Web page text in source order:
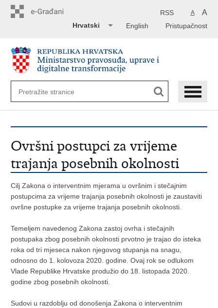
A A
RSS
Pristupačnost
English
Hrvatski
Ovršni postupci za vrijeme
trajanja posebnih okolnosti
Cilj Zakona o interventnim mjerama u ovršnim i stečajnim
postupcima za vrijeme trajanja posebnih okolnosti je zaustaviti
ovršne postupke za vrijeme trajanja posebnih okolnosti.
Temeljem navedenog Zakona zastoj ovrha i stečajnih
postupaka zbog posebnih okolnosti prvotno je trajao do isteka
roka od tri mjeseca nakon njegovog stupanja na snagu,
odnosno do 1. kolovoza 2020. godine. Ovaj rok se odlukom
Vlade Republike Hrvatske produžio do 18. listopada 2020.
godine zbog posebnih okolnosti.
Sudovi u razdoblju od donošenja Zakona o interventnim